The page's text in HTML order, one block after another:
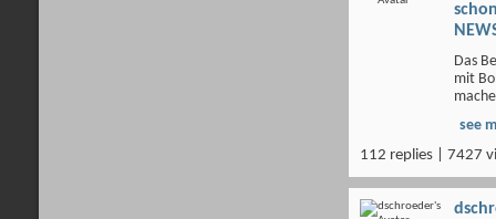
Das
mit
see
112 replies | 7427